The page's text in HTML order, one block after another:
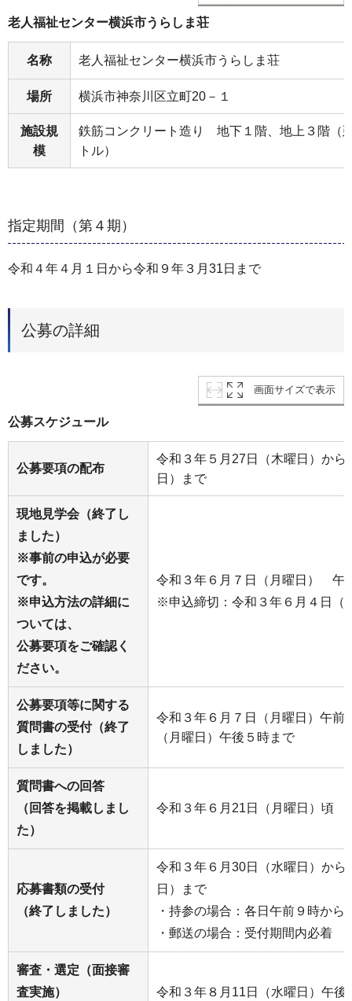
老人福祉センター横浜市うらしま荘
名称 老人福祉センター横浜市うらしま荘
場所 横浜市神奈川区立町20－１
施設規
模
鉄筋コンクリート造り 地下１階、地上３階（
トル）
指定期間（第４期）
令和４年４月１日から令和９年３月31日まで
公募の詳細
画面サイズで表示
公募スケジュール
公募要項の配布
令和３年５月27日（木曜日）から
日）まで
現地見学会（終了し
ました）
※事前の申込が必要
です。
※申込方法の詳細に
ついては、
公募要項をご確認く
ださい。
令和３年６月７日（月曜日） 午
※申込締切：令和３年６月４日（
公募要項等に関する
質問書の受付（終了
しました）
令和３年６月７日（月曜日）午前
（月曜日）午後５時まで
質問書への回答
（回答を掲載しまし
た）
令和３年６月21日（月曜日）頃
応募書類の受付
（終了しました）
令和３年６月30日（水曜日）から
日）まで
・持参の場合：各日午前９時から
・郵送の場合：受付期間内必着
審査・選定（面接審
査実施）
令和３年８月11日（水曜日）午